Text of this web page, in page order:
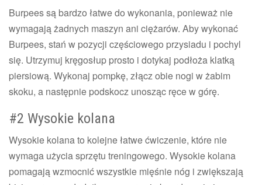
Burpees są bardzo łatwe do wykonania, ponieważ nie
wymagają żadnych maszyn ani ciężarów. Aby wykonać
Burpees, stań w pozycji częściowego przysiadu i pochyl
się. Utrzymuj kręgosłup prosto i dotykaj podłoża klatką
piersiową. Wykonaj pompkę, złącz obie nogi w żabim
skoku, a następnie podskocz unosząc ręce w górę.
#2 Wysokie kolana
Wysokie kolana to kolejne łatwe ćwiczenie, które nie
wymaga użycia sprzętu treningowego. Wysokie kolana
pomagają wzmocnić wszystkie mięśnie nóg i zwiększają